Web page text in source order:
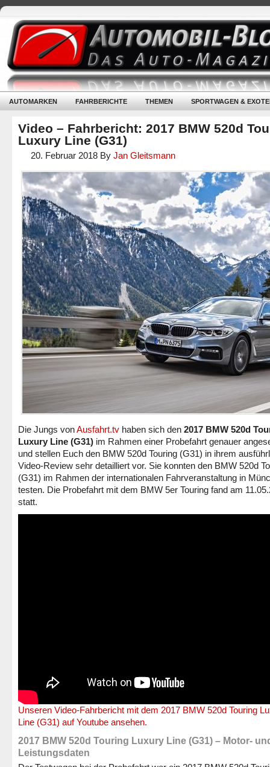
AUTOMARKEN FAHRBERICHTE THEMEN SPORTWAGEN &
Video – Fahrbericht: 2017 BMW 520d
Luxury Line (G31)
20. Februar 2018 By Jan Gleitsmann
Die Jungs vonAusfahrt.tv haben sich den 2017 BMW 520d
Luxury Line (G31) im Rahmen einer Probefahrt genauer
und stellen Euch den BMW 520d Touring (G31) in ihrem
Video-Review sehr detailliert vor. Sie konnten den BMW 520d
(G31) im Rahmen der internationalen Fahrveranstaltung in
testen. Die Probefahrt mit dem BMW 5er Touring fand am
statt.
Unseren Video-Fahrbericht mit dem 2017 BMW 520d Touring
Line (G31) auf Youtube ansehen.
2017 BMW 520d Touring Luxury Line (G31) – Motor-
Leistungsdaten